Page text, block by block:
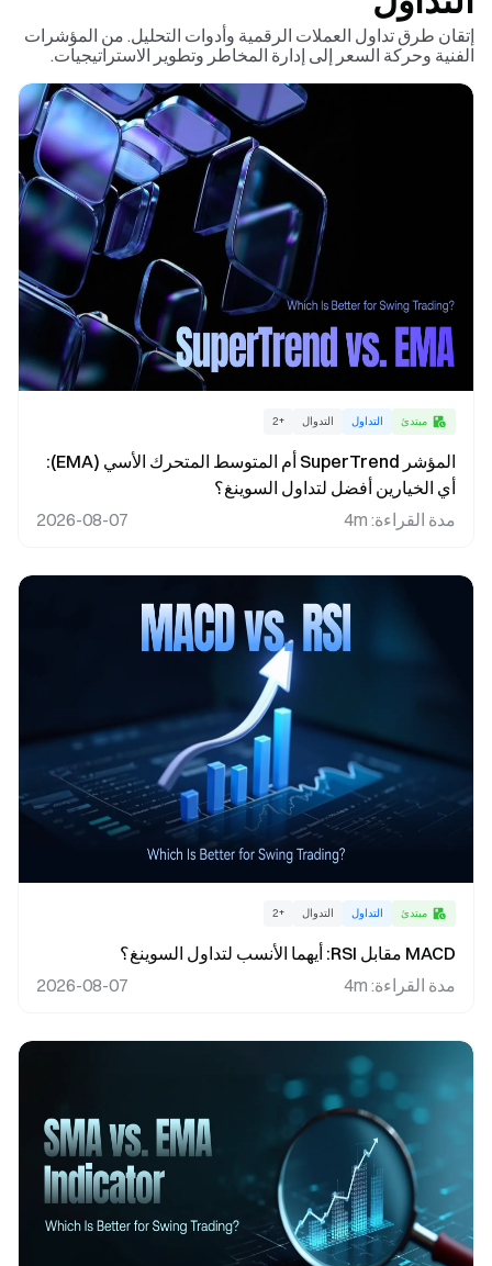
إتقان طرق تداول العملات الرقمية وأدوات التحليل. من المؤشرات
الفنية وحركة السعر إلى إدارة المخاطر وتطوير الاستراتيجيات.
مبتدئ التداول التدوال +
2
المؤشر SuperTrend أم المتوسط المتحرك الأسي (EMA):
أي الخيارين أفضل لتداول السوينغ؟
مدة القراءة:
4m
2026-08-07
مبتدئ التداول التدوال +
2
MACD مقابل RSI: أيهما الأنسب لتداول السوينغ؟
مدة القراءة:
4m
2026-08-07